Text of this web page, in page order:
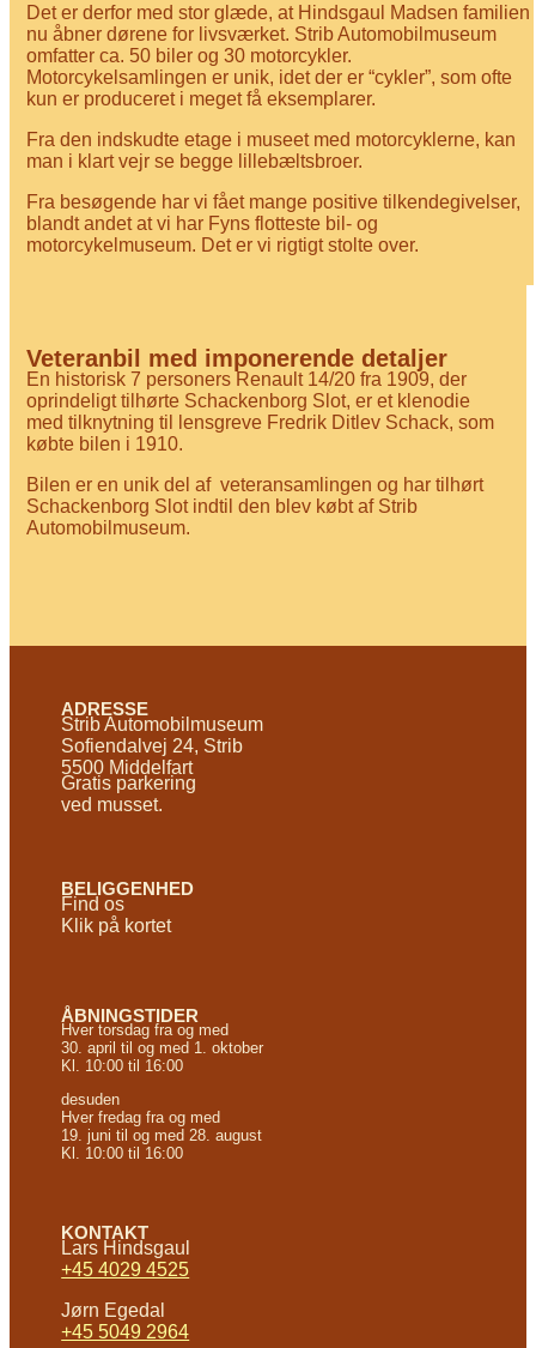
Det er derfor med stor glæde, at Hindsgaul Madsen familien
nu åbner dørene for livsværket. Strib Automobilmuseum
omfatter ca. 50 biler og 30 motorcykler.
Motorcykelsamlingen er unik, idet der er “cykler”, som ofte
kun er produceret i meget få eksemplarer.
Fra den indskudte etage i museet med motorcyklerne, kan
man i klart vejr se begge lillebæltsbroer.
Fra besøgende har vi fået mange positive tilkendegivelser,
blandt andet at vi har Fyns flotteste bil- og
motorcykelmuseum. Det er vi rigtigt stolte over.
Veteranbil med imponerende detaljer
En historisk 7 personers Renault 14/20 fra 1909, der
oprindeligt tilhørte Schackenborg Slot, er et klenodie
med tilknytning til lensgreve Fredrik Ditlev Schack, som
købte bilen i 1910.
Bilen er en unik del af veteransamlingen og har tilhørt
Schackenborg Slot indtil den blev købt af Strib
Automobilmuseum.
ADRESSE
Strib Automobilmuseum
Sofiendalvej 24, Strib
5500 Middelfart
Gratis parkering
ved musset.
BELIGGENHED
Find os
Klik på kortet
ÅBNINGSTIDER
Hver torsdag fra og med
30. april til og med 1. oktober
Kl. 10:00 til 16:00
desuden
Hver fredag fra og med
19. juni til og med 28. august
Kl. 10:00 til 16:00
KONTAKT
Lars Hindsgaul
+45 4029 4525
Jørn Egedal
+45 5049 2964